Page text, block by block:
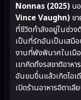
Nonnas (2025) บ
Vince Vaughn) ช
ที่ชีวิตกำลังอยู่ในช่ว
เป็นที่รักอันเป็นเสมื
งานที่พังพินาศในเมื
เขาคิดถึงรสชาติอาห
อันขมขื่นแล้วเกิดไอเ
เปิดร้านอาหารอิตาเ